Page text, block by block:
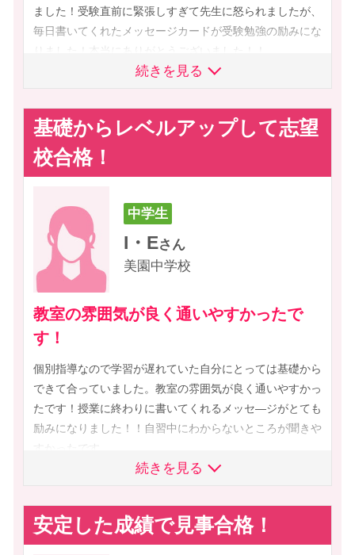
ました！受験直前に緊張しすぎて先生に怒られましたが、
毎日書いてくれたメッセージカードが受験勉強の励みにな
続きを見る
基礎からレベルアップして志望
校合格！
中学生
I・Eさん
美園中学校
教室の雰囲気が良く通いやすかったで
す！
個別指導なので学習が遅れていた自分にとっては基礎から
できて合っていました。教室の雰囲気が良く通いやすかっ
たです！授業に終わりに書いてくれるメッセ―ジがとても
励みになりました！！自習中にわからないところが聞きや
すかったです。
続きを見る
安定した成績で見事合格！
が上がりました。今まで本当にお世話になりました！
続きを見る
強することの大切さや自分へのメリットから教えてくれまし
た。勉強嫌いでしたが先生たちが楽しく授業をしてくれてよ
かったです。みんな大好き～！！
続きを見る
た。一年間支えてくれてありがとうございました！
読めるようになり、国語の文章が正確に読めるようになりま
した。先生はみんなおもしろかったです。為せば成る。あり
続きを見る
ことができ、計画を立てる際にやるべきことを考えることが
できるように成長しました。テスト対策や内申点対策、過去
問演習を両立できたのも、先生のおかげです。ありがとうこ
続きを見る
語を一番教えてもらい、入塾する前よりできるようになりま
した。また、環境が整っており自習のときは集中することが
しれません。本当にありがとうございました。
続きを見る
た。最後のテストまでプリントを活かすことができてうれし
かったです。わからないところも、先生がわかりやすく説明
してくださって成績を上げることができました。
続きを見る